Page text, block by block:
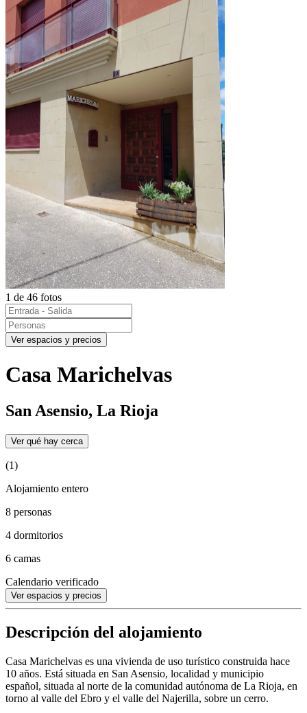
1 de 46 fotos
Ver espacios y precios
Casa Marichelvas
San Asensio, La Rioja
Ver qué hay cerca
(1)
Alojamiento entero
8 personas
4 dormitorios
6 camas
Calendario verificado
Ver espacios y precios
Descripción del alojamiento
Casa Marichelvas es una vivienda de uso turístico construida hace
10 años. Está situada en San Asensio, localidad y municipio
español, situada al norte de la comunidad autónoma de La Rioja, en
torno al valle del Ebro y el valle del Najerilla, sobre un cerro.